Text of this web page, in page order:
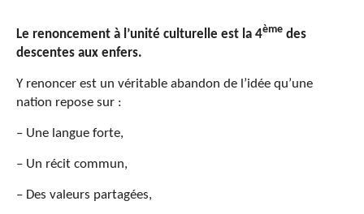
Le renoncement à l’unité culturelle est la 4ème des
descentes aux enfers.
Y renoncer est un véritable abandon de l’idée qu’une
nation repose sur :
– Une langue forte,
– Un récit commun,
– Des valeurs partagées,